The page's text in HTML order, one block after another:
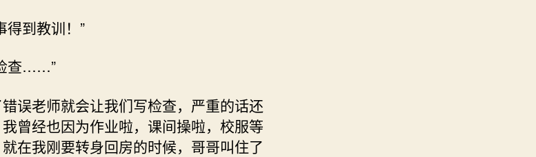
得到教训！”
查……”
误老师就会让我们写检查，严重的话还
曾经也因为作业啦，课间操啦，校服等
在我刚要转身回房的时候，哥哥叫住了